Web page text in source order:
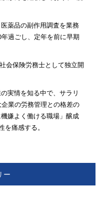
薬品の副作用調査を業務
過ごし、定年を前に早期
会保険労務士として独立開
実情を知る中で、サラリ
業の労務管理との格差の
嫌よく働ける職場」醸成
を痛感する。
ー